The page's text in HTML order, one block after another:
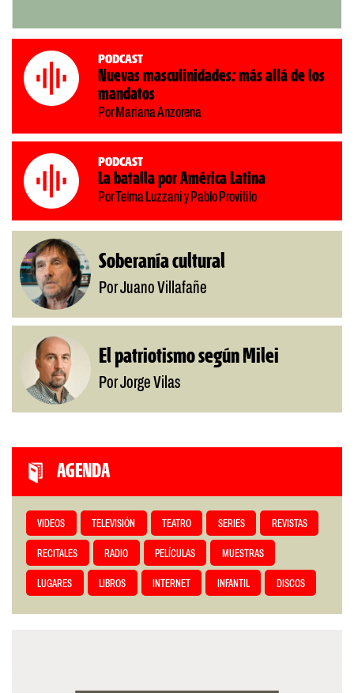
Podcast
Nuevas masculinidades: más allá de los
mandatos
Por Mariana Anzorena
Podcast
La batalla por América Latina
Por Telma Luzzani y Pablo Provitilo
Soberanía cultural
Por Juano Villafañe
El patriotismo según Milei
Por Jorge Vilas
AGENDA
VIDEOS TELEVISIÓN TEATRO SERIES REVISTAS
RECITALES RADIO PELÍCULAS MUESTRAS
LUGARES LIBROS INTERNET INFANTIL DISCOS